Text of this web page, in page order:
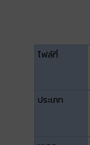
ไฟล์ที่
ประเภท